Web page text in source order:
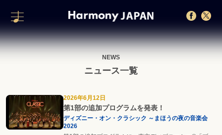
NEWS
ニュース一覧
2026年6月12日
第1部の追加プログラムを発表！
ディズニー・オン・クラシック ～まほうの夜の音楽会
2026